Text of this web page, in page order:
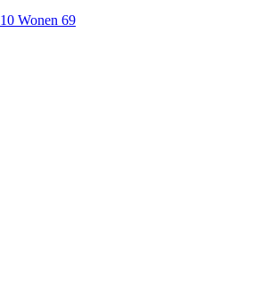
10 Wonen 69